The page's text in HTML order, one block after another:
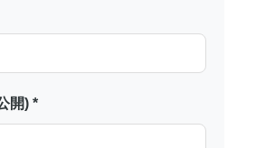
開) *